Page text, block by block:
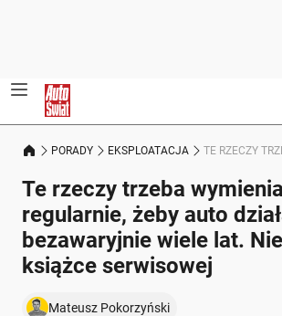
PORADY EKSPLOATACJA TE RZECZY
Te rzeczy trzeba
regularnie, żeby auto
bezawaryjnie wiele lat.
książce serwisowej
Mateusz Pokorzyński